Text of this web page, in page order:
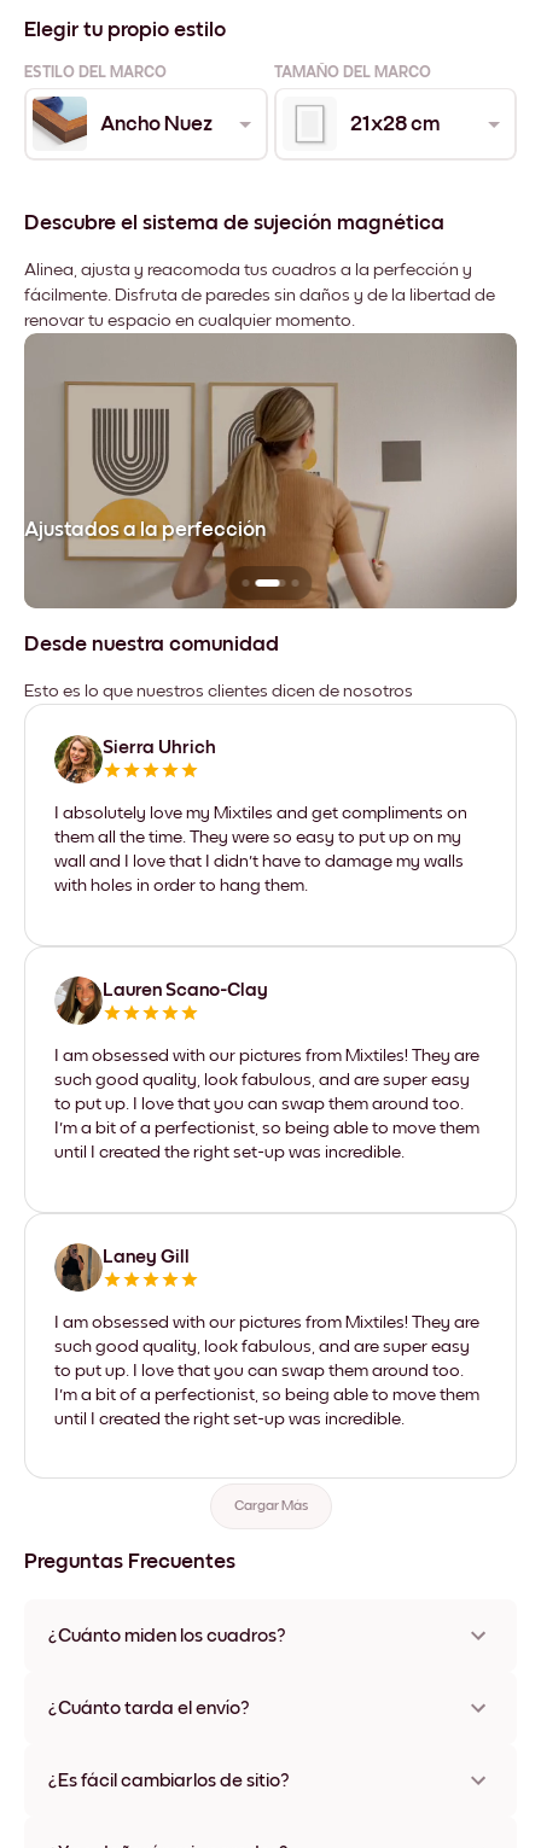
Elegir tu propio estilo
ESTILO DEL MARCO TAMAÑO DEL MARCO
Ancho Nuez 21x28 cm
Descubre el sistema de sujeción magnética
Alinea, ajusta y reacomoda tus cuadros a la perfección y
fácilmente. Disfruta de paredes sin daños y de la libertad de
renovar tu espacio en cualquier momento.
Ajustados a la perfección
Desde nuestra comunidad
Esto es lo que nuestros clientes dicen de nosotros
Sierra Uhrich
I absolutely love my Mixtiles and get compliments on
them all the time. They were so easy to put up on my
wall and I love that I didn't have to damage my walls
with holes in order to hang them.
Lauren Scano-Clay
I am obsessed with our pictures from Mixtiles! They are
such good quality, look fabulous, and are super easy
to put up. I love that you can swap them around too.
I'm a bit of a perfectionist, so being able to move them
until I created the right set-up was incredible.
Laney Gill
I am obsessed with our pictures from Mixtiles! They are
such good quality, look fabulous, and are super easy
to put up. I love that you can swap them around too.
I'm a bit of a perfectionist, so being able to move them
until I created the right set-up was incredible.
Cargar Más
Preguntas Frecuentes
¿Cuánto miden los cuadros?
varios materiales y colores de marco, incluidas opciones sin
¿Cuánto tarda el envío?
disponibles en algunos países. Te enviaremos un número de
¿Es fácil cambiarlos de sitio?